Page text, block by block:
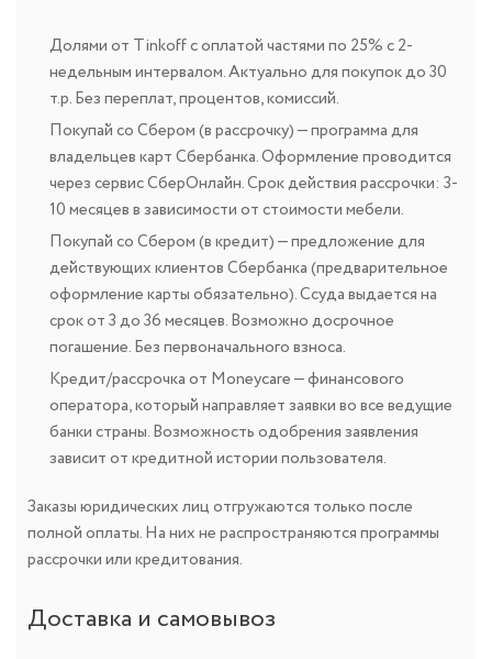
Долями от Tinkoff с оплатой частями по 25% с 2-
недельным интервалом. Актуально для покупок до 30
т.р. Без переплат, процентов, комиссий.
Покупай со Сбером (в рассрочку) — программа для
владельцев карт Сбербанка. Оформление проводится
через сервис СберОнлайн. Срок действия рассрочки: 3-
10 месяцев в зависимости от стоимости мебели.
Покупай со Сбером (в кредит) — предложение для
действующих клиентов Сбербанка (предварительное
оформление карты обязательно). Ссуда выдается на
срок от 3 до 36 месяцев. Возможно досрочное
погашение. Без первоначального взноса.
Кредит/рассрочка от Moneycare — финансового
оператора, который направляет заявки во все ведущие
банки страны. Возможность одобрения заявления
зависит от кредитной истории пользователя.
Заказы юридических лиц отгружаются только после
полной оплаты. На них не распространяются программы
рассрочки или кредитования.
Доставка и самовывоз